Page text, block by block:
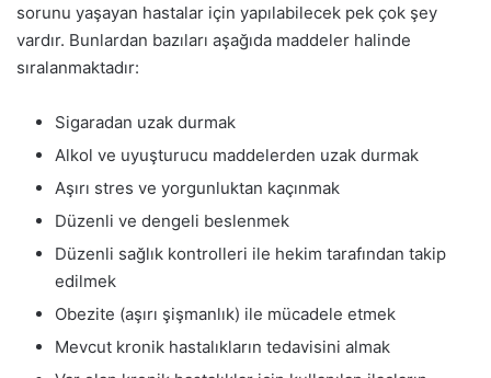
sorunu yaşayan hastalar için yapılabilecek pek çok şey
vardır. Bunlardan bazıları aşağıda maddeler halinde
sıralanmaktadır:
Sigaradan uzak durmak
Alkol ve uyuşturucu maddelerden uzak durmak
Aşırı stres ve yorgunluktan kaçınmak
Düzenli ve dengeli beslenmek
Düzenli sağlık kontrolleri ile hekim tarafından takip
edilmek
Obezite (aşırı şişmanlık) ile mücadele etmek
Mevcut kronik hastalıkların tedavisini almak